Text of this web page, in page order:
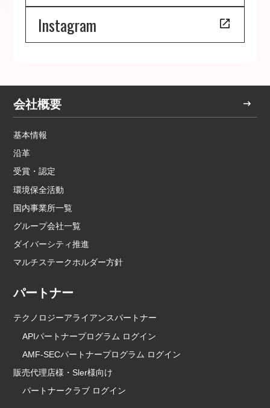
Instagram
会社概要
基本情報
沿革
受賞・認定
環境保全活動
国内事業所一覧
グループ会社一覧
ダイバーシティ推進
マルチステークホルダー方針
パートナー
テクノロジーアライアンスパートナー
APIパートナープログラム ログイン
AMF-SECパートナープログラム ログイン
販売代理店様・Sler様向け
パートナークラブ ログイン